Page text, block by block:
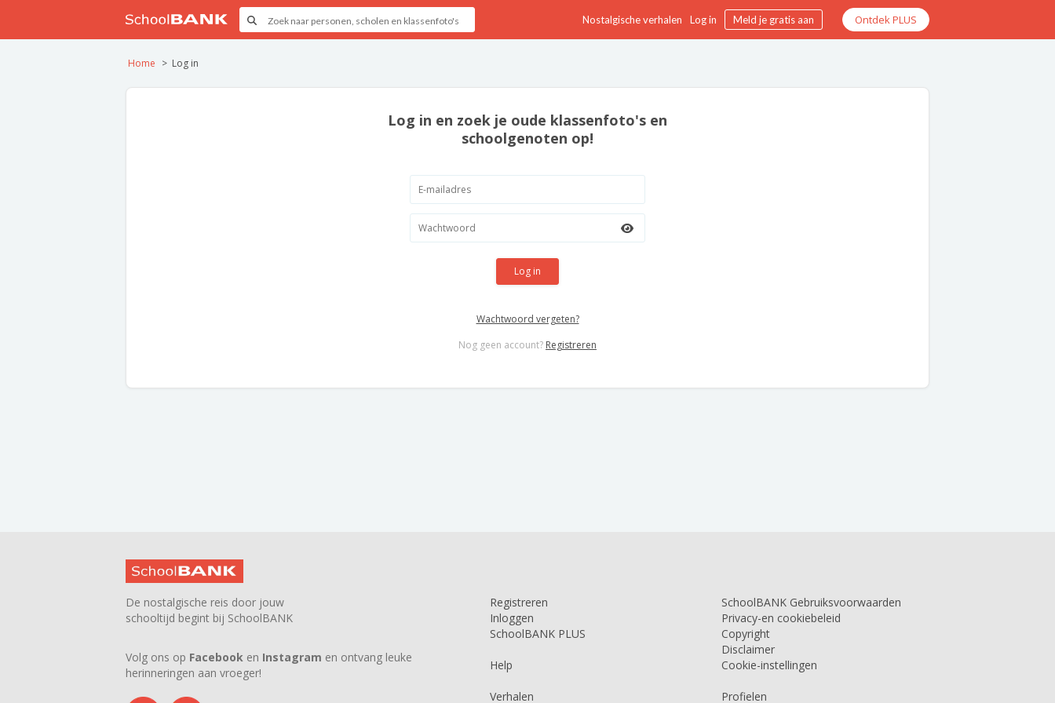
Nostalgische verhalen Log in Meld je gratis aan Ontdek PLUS
Home Log in
Log in en zoek je oude klassenfoto's en
schoolgenoten op!
Log in
Wachtwoord vergeten?
Nog geen account? Registreren
De nostalgische reis door jouw
schooltijd begint bij SchoolBANK
Volg ons op Facebook en Instagram en ontvang leuke
herinneringen aan vroeger!
Registreren
Inloggen
SchoolBANK PLUS
Help
Verhalen
SchoolBANK Gebruiksvoorwaarden
Privacy-en cookiebeleid
Copyright
Disclaimer
Cookie-instellingen
Profielen